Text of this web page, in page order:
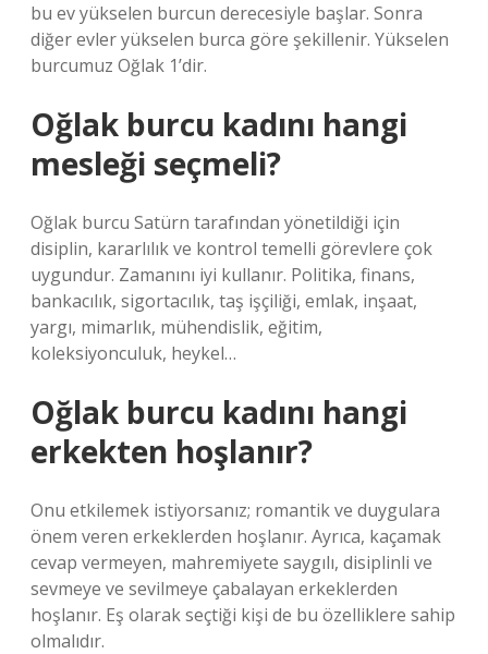
bu ev yükselen burcun derecesiyle başlar. Sonra
diğer evler yükselen burca göre şekillenir. Yükselen
burcumuz Oğlak 1’dir.
Oğlak burcu kadını hangi
mesleği seçmeli?
Oğlak burcu Satürn tarafından yönetildiği için
disiplin, kararlılık ve kontrol temelli görevlere çok
uygundur. Zamanını iyi kullanır. Politika, finans,
bankacılık, sigortacılık, taş işçiliği, emlak, inşaat,
yargı, mimarlık, mühendislik, eğitim,
koleksiyonculuk, heykel…
Oğlak burcu kadını hangi
erkekten hoşlanır?
Onu etkilemek istiyorsanız; romantik ve duygulara
önem veren erkeklerden hoşlanır. Ayrıca, kaçamak
cevap vermeyen, mahremiyete saygılı, disiplinli ve
sevmeye ve sevilmeye çabalayan erkeklerden
hoşlanır. Eş olarak seçtiği kişi de bu özelliklere sahip
olmalıdır.